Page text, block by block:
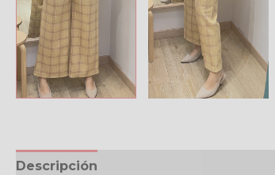
Descripción